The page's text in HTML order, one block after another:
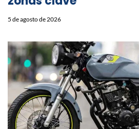
5 de agosto de 2026